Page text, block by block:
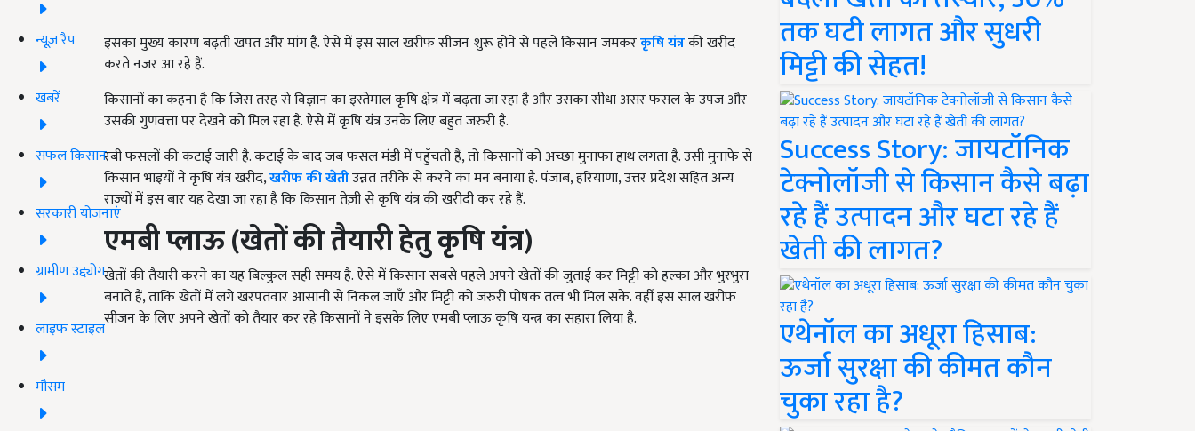
न्यूज़ रैप
खबरें
सफल किसान
सरकारी योजनाएं
ग्रामीण उद्द्योग
लाइफ स्टाइल
मौसम
इसका मुख्य कारण बढ़ती खपत और मांग है. ऐसे में इस साल खरीफ सीजन शुरू होने से पहले किसान जमकरकृषि यंत्रकी खरीद
करते नजर आ रहे हैं.
किसानों का कहना है कि जिस तरह से विज्ञान का इस्तेमाल कृषि क्षेत्र में बढ़ता जा रहा है और उसका सीधा असर फसल के उपज और
उसकी गुणवत्ता पर देखने को मिल रहा है. ऐसे में कृषि यंत्र उनके लिए बहुत जरुरी है.
रबी फसलों की कटाई जारी है. कटाई के बाद जब फसल मंडी में पहुँचती हैं, तो किसानों को अच्छा मुनाफा हाथ लगता है. उसी मुनाफे से
किसान भाइयों ने कृषि यंत्र खरीद,खरीफ की खेतीउन्नत तरीके से करने का मन बनाया है. पंजाब, हरियाणा, उत्तर प्रदेश सहित अन्य
राज्यों में इस बार यह देखा जा रहा है कि किसान तेज़ी से कृषि यंत्र की खरीदी कर रहे हैं.
एमबी प्लाऊ (खेतों की तैयारी हेतु कृषि यंत्र)
खेतों की तैयारी करने का यह बिल्कुल सही समय है. ऐसे में किसान सबसे पहले अपने खेतों की जुताई कर मिट्टी को हल्का और भुरभुरा
बनाते हैं, ताकि खेतों में लगे खरपतवार आसानी से निकल जाएँ और मिट्टी को जरुरी पोषक तत्व भी मिल सके. वहीँ इस साल खरीफ
सीजन के लिए अपने खेतों को तैयार कर रहे किसानों ने इसके लिए एमबी प्लाऊ कृषि यन्त्र का सहारा लिया है.
तक घटी लागत और सुधरी
मिट्टी की सेहत!
Success Story: जायटॉनिक
टेक्नोलॉजी से किसान कैसे बढ़ा
रहे हैं उत्पादन और घटा रहे हैं
खेती की लागत?
एथेनॉल का अधूरा हिसाब:
ऊर्जा सुरक्षा की कीमत कौन
चुका रहा है?